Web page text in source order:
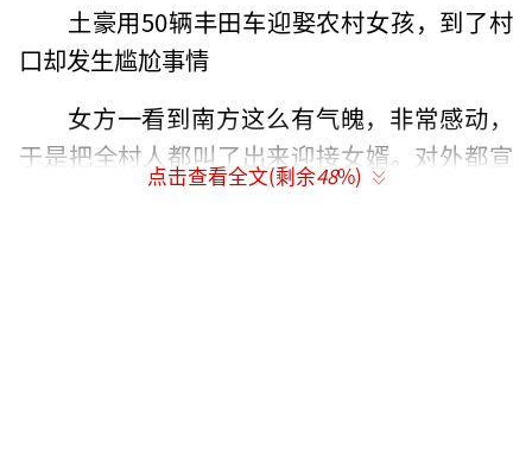
土豪用50辆丰田车迎娶农村女孩，到了村
口却发生尴尬事情
女方一看到南方这么有气魄，非常感动，
于是把全村人都叫了出来迎接女婿。对外都宣
称，尽管两人年龄相差很大，但不是为了钱，
点击查看全文(剩余48%)